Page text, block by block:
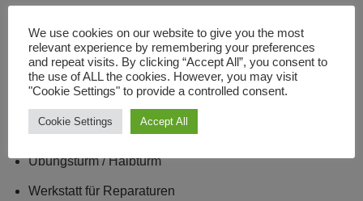
In diesem Gerätehaus befindet sich:
Fahrzeughalle mit 4 Stellplätzen
Fahrzeugwaschhalle
Schlauchwaschanlage
Übungsturm / Halbturm
Werkstatt für Reparaturen
We use cookies on our website to give you the most
relevant experience by remembering your preferences
and repeat visits. By clicking “Accept All”, you consent to
the use of ALL the cookies. However, you may visit
"Cookie Settings" to provide a controlled consent.
Cookie Settings Accept All